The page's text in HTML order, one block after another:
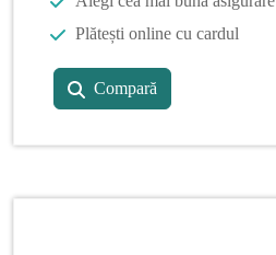
Plătești online cu cardul
Compară